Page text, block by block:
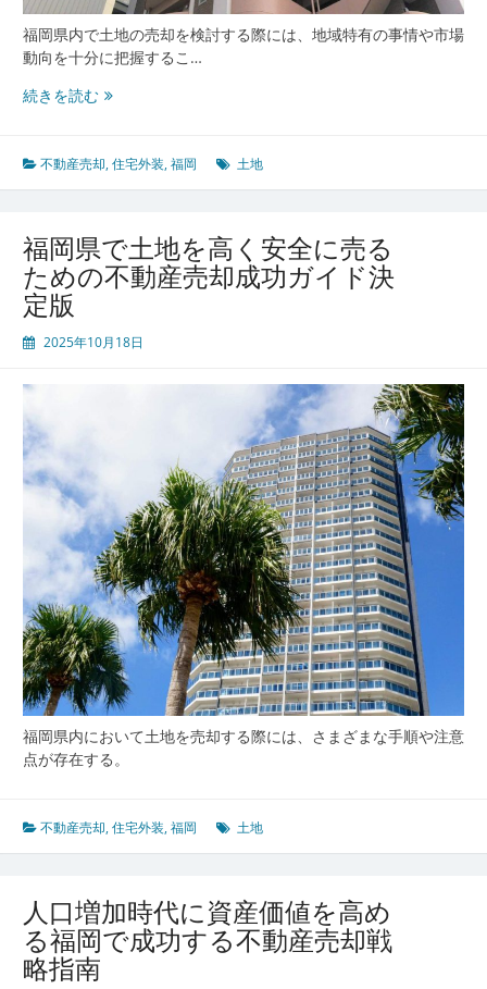
順
の
極
福岡県内で土地の売却を検討する際には、地域特有の事情や市場
動向を十分に把握するこ…
続きを読む福
で
満
き
る
産
る
た
め
の
市
場
動
向
と
安
全
取
ポ
イ
不動産売却,住宅外装,福岡 土地
福岡県で土地を高く安全に売る
ための不動産売却成功ガイド決
定版
2025年10月18日
福岡県内において土地を売却する際には、さまざまな手順や注意
点が存在する。
不動産売却,住宅外装,福岡 土地
人口増加時代に資産価値を高め
る福岡で成功する不動産売却戦
略指南